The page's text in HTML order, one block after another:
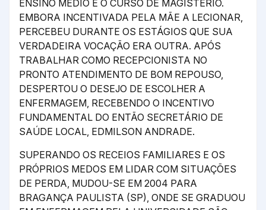
ENSINO MÉDIO E O CURSO DE MAGISTÉRIO.
EMBORA INCENTIVADA PELA MÃE A LECIONAR,
PERCEBEU DURANTE OS ESTÁGIOS QUE SUA
VERDADEIRA VOCAÇÃO ERA OUTRA. APÓS
TRABALHAR COMO RECEPCIONISTA NO
PRONTO ATENDIMENTO DE BOM REPOUSO,
DESPERTOU O DESEJO DE ESCOLHER A
ENFERMAGEM, RECEBENDO O INCENTIVO
FUNDAMENTAL DO ENTÃO SECRETÁRIO DE
SAÚDE LOCAL, EDMILSON ANDRADE.
SUPERANDO OS RECEIOS FAMILIARES E OS
PRÓPRIOS MEDOS EM LIDAR COM SITUAÇÕES
DE PERDA, MUDOU-SE EM 2004 PARA
BRAGANÇA PAULISTA (SP), ONDE SE GRADUOU